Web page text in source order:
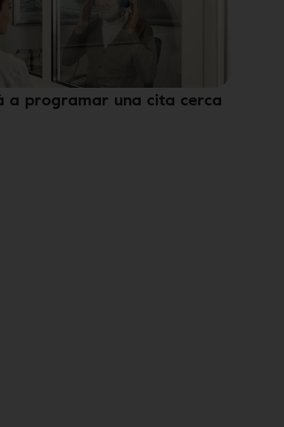
a programar una cita cerca